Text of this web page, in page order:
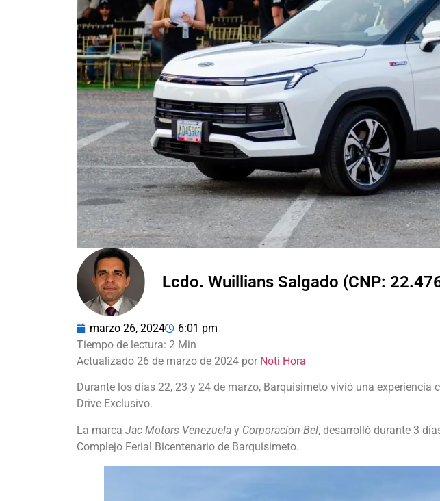
Lcdo. Wuillians Salgado (CNP:
marzo 26, 2024 6:01 pm
Actualizado 26 de marzo de 2024 por Noti Hora
Durante los días 22, 23 y 24 de marzo, Barquisimeto vivió una experiencia
Drive Exclusivo.
La marca Jac Motors Venezuela y Corporación Bel, desarrolló durante 3
Complejo Ferial Bicentenario de Barquisimeto.